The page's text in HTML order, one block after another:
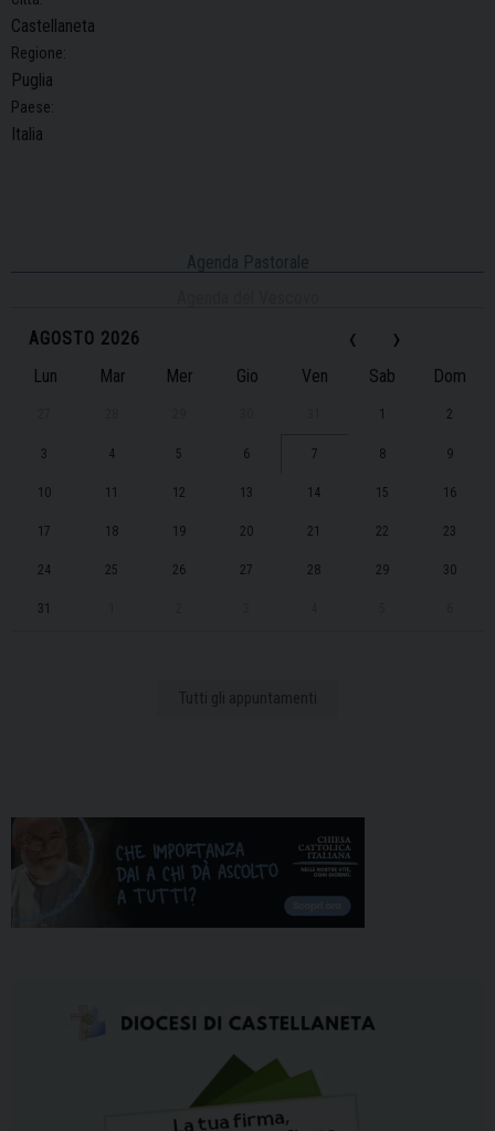
Castellaneta
Regione:
Puglia
Paese:
Italia
Agenda Pastorale
‹
AGOSTO 2026 ›
Lun Mar Mer Gio Ven Sab Dom
1 2
3 4 5 6 7 8 9
10 11 12 13 14 15 16
17 18 19 20 21 22 23
24 25 26 27 28 29 30
31
Tutti gli appuntamenti